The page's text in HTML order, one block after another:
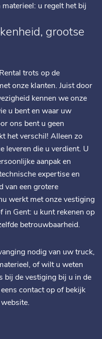
u regelt het bij
grootse
trots op de
onze klanten. Juist door
kennen we onze
u bent en waar uw
ons bent u geen
het verschil! Alleen zo
leveren die u verdient. U
aanpak en
expertise en
van een grotere
werkt met onze vestiging
in Gent: u kunt rekenen op
betrouwbaarheid.
nodig van uw truck,
of wilt u weten
bij de vestiging bij u in de
contact op of bekijk